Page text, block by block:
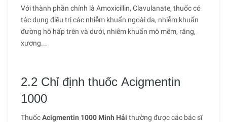
Với thành phần chính là Amoxicillin, Clavulanate, thuốc có
tác dụng điều trị các nhiễm khuẩn ngoài da, nhiễm khuẩn
đường hô hấp trên và dưới, nhiễm khuẩn mô mềm, răng,
xương...
2.2 Chỉ định thuốc Acigmentin
1000
ThuốcAcigmentin 1000 Minh Hải thường được các bác sĩ